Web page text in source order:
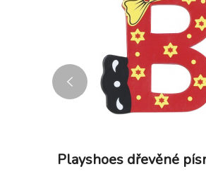
Playshoes dřevěné